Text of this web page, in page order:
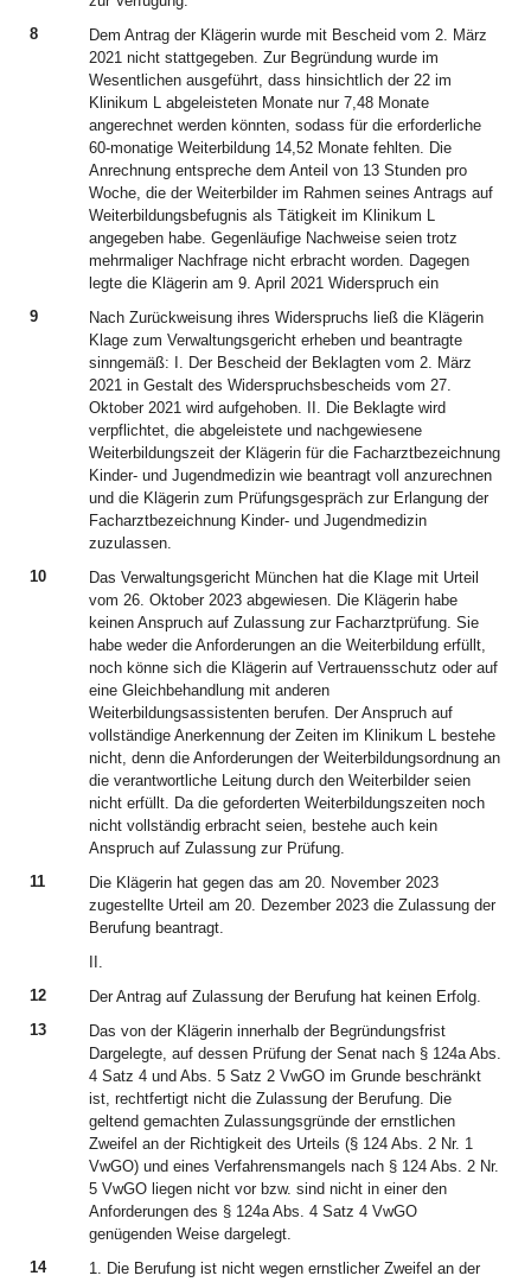
8
Dem Antrag der Klägerin wurde mit Bescheid vom 2. März
2021 nicht stattgegeben. Zur Begründung wurde im
Wesentlichen ausgeführt, dass hinsichtlich der 22 im
Klinikum L abgeleisteten Monate nur 7,48 Monate
angerechnet werden könnten, sodass für die erforderliche
60-monatige Weiterbildung 14,52 Monate fehlten. Die
Anrechnung entspreche dem Anteil von 13 Stunden pro
Woche, die der Weiterbilder im Rahmen seines Antrags auf
Weiterbildungsbefugnis als Tätigkeit im Klinikum L
angegeben habe. Gegenläufige Nachweise seien trotz
mehrmaliger Nachfrage nicht erbracht worden. Dagegen
legte die Klägerin am 9. April 2021 Widerspruch ein
9
Nach Zurückweisung ihres Widerspruchs ließ die Klägerin
Klage zum Verwaltungsgericht erheben und beantragte
sinngemäß: I. Der Bescheid der Beklagten vom 2. März
2021 in Gestalt des Widerspruchsbescheids vom 27.
Oktober 2021 wird aufgehoben. II. Die Beklagte wird
verpflichtet, die abgeleistete und nachgewiesene
Weiterbildungszeit der Klägerin für die Facharztbezeichnung
Kinder- und Jugendmedizin wie beantragt voll anzurechnen
und die Klägerin zum Prüfungsgespräch zur Erlangung der
Facharztbezeichnung Kinder- und Jugendmedizin
zuzulassen.
10
Das Verwaltungsgericht München hat die Klage mit Urteil
vom 26. Oktober 2023 abgewiesen. Die Klägerin habe
keinen Anspruch auf Zulassung zur Facharztprüfung. Sie
habe weder die Anforderungen an die Weiterbildung erfüllt,
noch könne sich die Klägerin auf Vertrauensschutz oder auf
eine Gleichbehandlung mit anderen
Weiterbildungsassistenten berufen. Der Anspruch auf
vollständige Anerkennung der Zeiten im Klinikum L bestehe
nicht, denn die Anforderungen der Weiterbildungsordnung an
die verantwortliche Leitung durch den Weiterbilder seien
nicht erfüllt. Da die geforderten Weiterbildungszeiten noch
nicht vollständig erbracht seien, bestehe auch kein
Anspruch auf Zulassung zur Prüfung.
11
Die Klägerin hat gegen das am 20. November 2023
zugestellte Urteil am 20. Dezember 2023 die Zulassung der
Berufung beantragt.
II.
12
Der Antrag auf Zulassung der Berufung hat keinen Erfolg.
13
Das von der Klägerin innerhalb der Begründungsfrist
Dargelegte, auf dessen Prüfung der Senat nach § 124a Abs.
4 Satz 4 und Abs. 5 Satz 2 VwGO im Grunde beschränkt
ist, rechtfertigt nicht die Zulassung der Berufung. Die
geltend gemachten Zulassungsgründe der ernstlichen
Zweifel an der Richtigkeit des Urteils (§ 124 Abs. 2 Nr. 1
VwGO) und eines Verfahrensmangels nach § 124 Abs. 2 Nr.
5 VwGO liegen nicht vor bzw. sind nicht in einer den
Anforderungen des § 124a Abs. 4 Satz 4 VwGO
genügenden Weise dargelegt.
14
1. Die Berufung ist nicht wegen ernstlicher Zweifel an der